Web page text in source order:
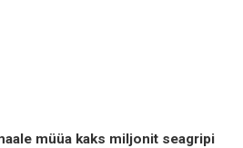
müüa kaks miljonit seagripi